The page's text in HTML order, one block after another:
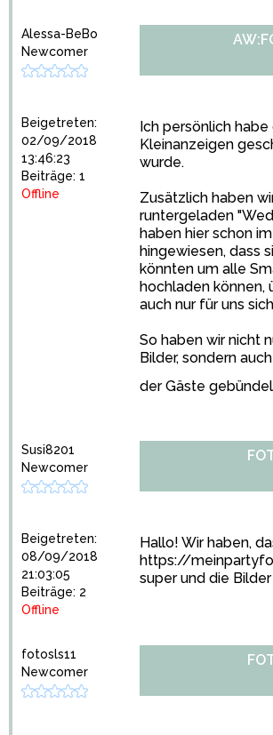
Alessa-BeBo
Newcomer
Beigetreten:
02/09/2018
13:46:23
Beiträge: 1
Offline
Ich persönlich
Kleinanzeigen
wurde.
Zusätzlich haben
runtergeladen
haben hier schon
hingewiesen, dass
könnten um alle
hochladen können,
auch nur für uns
So haben wir nicht
Bilder, sondern
der Gäste
Susi8201
Newcomer
Beigetreten:
08/09/2018
21:03:05
Beiträge: 2
Offline
Hallo! Wir haben,
https://
super und die
fotosls11
Newcomer